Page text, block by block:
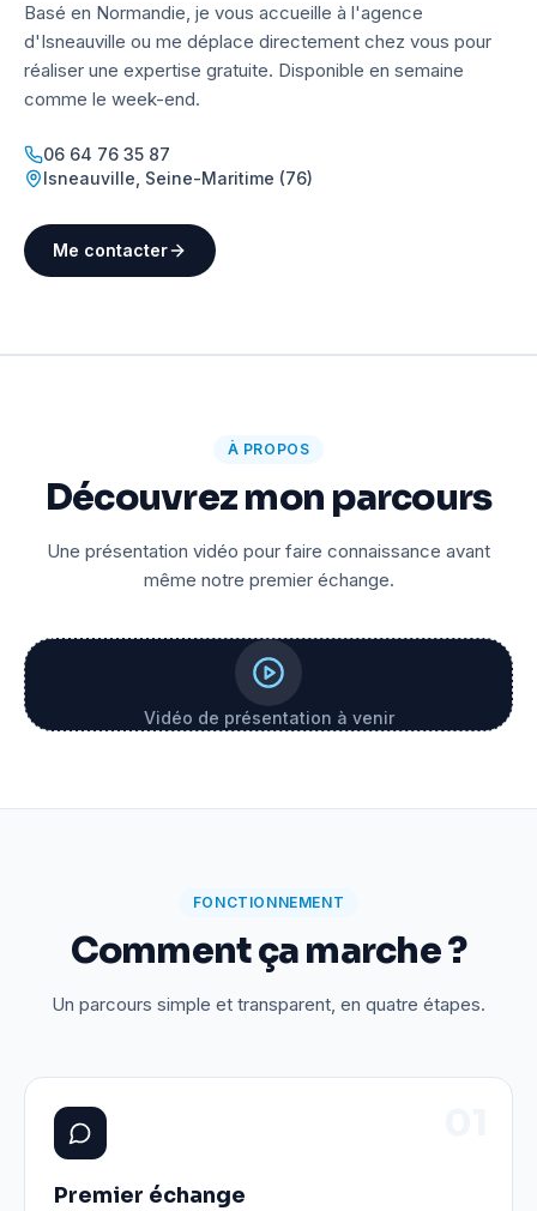
Basé en Normandie, je vous accueille à l'agence
d'Isneauville ou me déplace directement chez vous pour
réaliser une expertise gratuite. Disponible en semaine
comme le week-end.
06 64 76 35 87
Isneauville Seine-Maritime (76)
Me contacter
À PROPOS
Découvrez mon parcours
Une présentation vidéo pour faire connaissance avant
même notre premier échange.
Vidéo de présentation à venir
FONCTIONNEMENT
Comment ça marche ?
Un parcours simple et transparent, en quatre étapes.
Premier échange